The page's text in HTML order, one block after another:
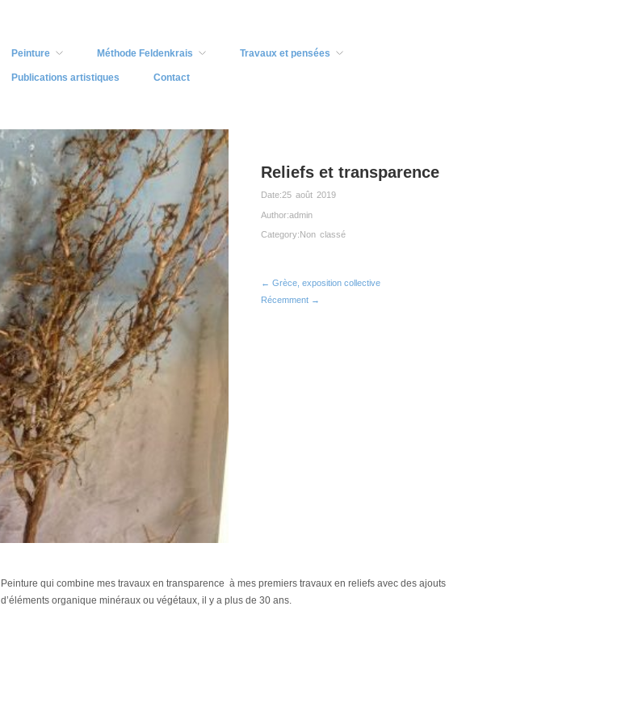
Peinture Méthode Feldenkrais Travaux et pensées
Publications artistiques Contact
Reliefs et transparence
Date:25 août 2019
Author:admin
Category:Non classé
← Grèce, exposition collective
Récemment →
Peinture qui combine mes travaux en transparence à mes premiers travaux en reliefs avec des ajouts
d’éléments organique minéraux ou végétaux, il y a plus de 30 ans.